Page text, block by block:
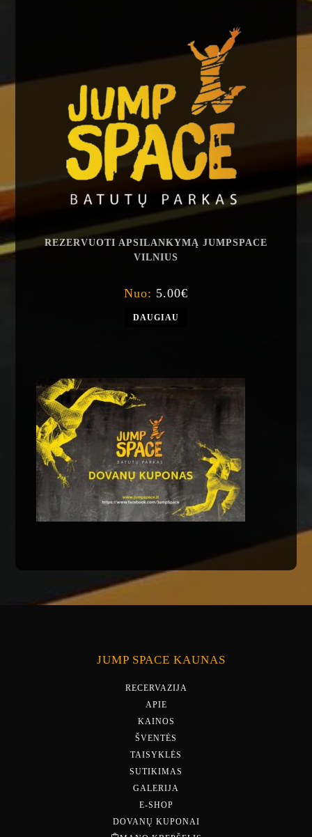
REZERVUOTI APSILANKYMĄ JUMPSPACE
VILNIUS
Nuo: 5.00€
DAUGIAU
JUMP SPACE KAUNAS
RECERVAZIJA
APIE
KAINOS
ŠVENTĖS
TAISYKLĖS
SUTIKIMAS
GALERIJA
E-SHOP
DOVANŲ KUPONAI